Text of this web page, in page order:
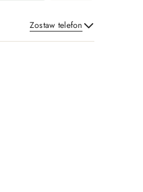
Zostaw telefon
Wyślij